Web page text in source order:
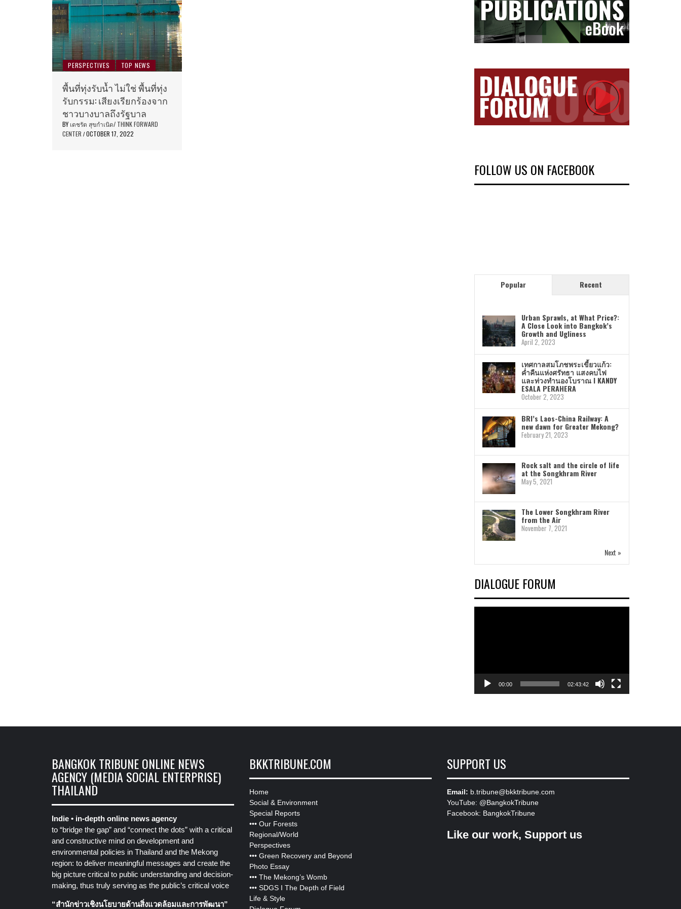
PERSPECTIVES TOP NEWS
พื้นที่ทุ่งรับน้ำ ไม่ใช่ พื้นที่ทุ่ง
รับกรรม: เสียงเรียกร้องจาก
ชาวบางบาลถึงรัฐบาล
BY เดชรัต สุขกำเนิด/ THINK FORWARD
CENTER / OCTOBER 17, 2022
FOLLOW US ON FACEBOOK
Popular Recent
Urban Sprawls, at What Price?:
A Close Look into Bangkok’s
Growth and Ugliness
April 2, 2023
เทศกาลสมโภชพระเขี้ยวแก้ว:
ค่ำคืนแห่งศรัทธา แสงคบไฟ
และท่วงทำนองโบราณ I KANDY
ESALA PERAHERA
October 2, 2023
BRI’s Laos-China Railway: A
new dawn for Greater Mekong?
February 21, 2023
Rock salt and the circle of life
at the Songkhram River
May 5, 2021
The Lower Songkhram River
from the Air
November 7, 2021
Next »
DIALOGUE FORUM
00:00 02:43:42
BANGKOK TRIBUNE ONLINE NEWS
AGENCY (MEDIA SOCIAL ENTERPRISE)
THAILAND
Indie • in-depth online news agency
to “bridge the gap” and “connect the dots” with a critical
and constructive mind on development and
environmental policies in Thailand and the Mekong
region: to deliver meaningful messages and create the
big picture critical to public understanding and decision-
making, thus truly serving as the public’s critical voice
“สำนักข่าวเชิงนโยบายด้านสิ่งแวดล้อมและการพัฒนา”
BKKTRIBUNE.COM
Home
Social & Environment
Special Reports
••• Our Forests
Regional/World
Perspectives
••• Green Recovery and Beyond
Photo Essay
••• The Mekong’s Womb
••• SDGS I The Depth of Field
Life & Style
SUPPORT US
Email: b.tribune@bkktribune.com
YouTube: @BangkokTribune
Facebook: BangkokTribune
Like our work, Support us